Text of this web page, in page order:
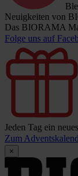
Neuigkeiten von
Das BIORAMA
Folge uns auf
Jeden Tag ein
Zum
×